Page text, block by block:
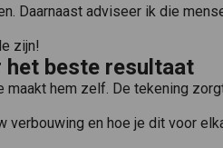
Daarnaast adviseer ik die
zijn!
het beste resultaat
hem zelf. De tekening
en hoe je dit voor